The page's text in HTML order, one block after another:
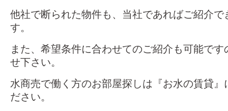
他社で断られた物件も、当社であればご紹介で
す。
また、希望条件に合わせてのご紹介も可能で
せ下さい。
水商売で働く方のお部屋探しは『お水の賃貸
ださい。